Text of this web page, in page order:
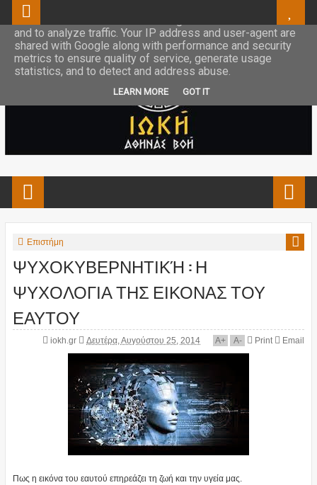
Επιστήμη
ΨΥΧΟΚΥΒΕΡΝΗΤΙΚΉ : Η
ΨΥΧΟΛΟΓΙΑ ΤΗΣ ΕΙΚΟΝΑΣ ΤΟΥ
ΕΑΥΤΟΥ
iokh.gr Δευτέρα, Αυγούστου 25, 2014 A+ A- Print Email
Πως η εικόνα του εαυτού επηρεάζει τη ζωή και την υγεία μας.
This site uses cookies from Google to deliver its services
and to analyze traffic. Your IP address and user-agent are
shared with Google along with performance and security
metrics to ensure quality of service, generate usage
statistics, and to detect and address abuse.
LEARN MORE GOT IT